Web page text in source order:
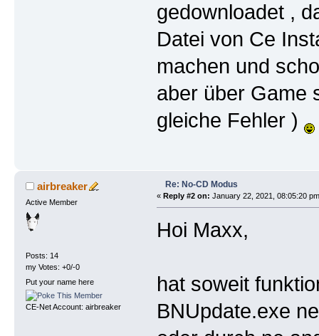
gedownloadet ,
Datei von Ce
machen und
aber über Game
gleiche Fehler )
airbreaker
Active Member
Posts: 14
my Votes: +0/-0
Put your name here
CE-Net Account: airbreaker
Re: No-CD Modus
« Reply #2 on: January 22, 2021, 08:05:20
Hoi Maxx,
hat soweit
BNUpdate.exe